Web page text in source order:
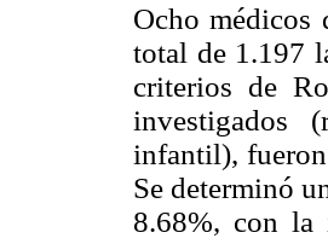
Ocho médicos
total de 1.197
criterios de
investigados
infantil),
Se determinó
8.68%, con la